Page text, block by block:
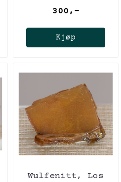
Canada
300,-
Kjøp
Wulfenitt, Los